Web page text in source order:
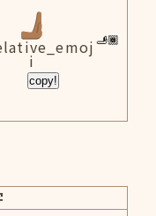
i
copy!